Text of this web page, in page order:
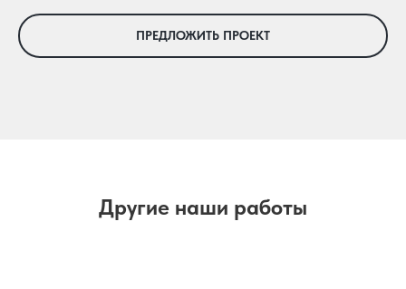
ПРЕДЛОЖИТЬ ПРОЕКТ
Другие наши работы